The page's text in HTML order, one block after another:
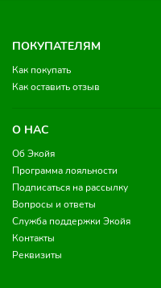
ПОКУПАТЕЛЯМ
Как покупать
Как оставить отзыв
О НАС
Об Экойя
Программа лояльности
Подписаться на рассылку
Вопросы и ответы
Служба поддержки Экойя
Контакты
Реквизиты